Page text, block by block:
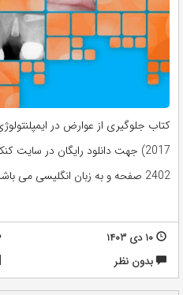
کتاب جلوگیری از عوارض در
2017) جهت دانلود رایگان در سایت
2402 صفحه و به زبان انگلیسی می باشد. ...
۱۰ دی ۱۴۰۳
بدون نظر